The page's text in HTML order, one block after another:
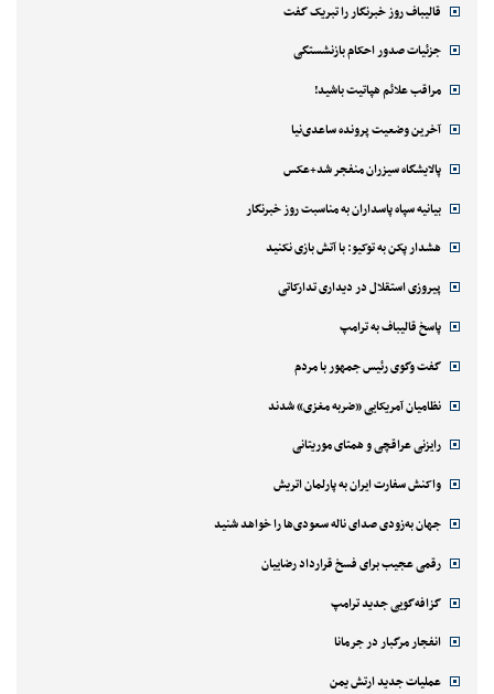
قالیباف روز خبرنگار را تبریک گفت
جزئیات صدور احکام بازنشستگی
مراقب علائم هپاتیت باشید!
آخرین وضعیت پرونده ساعدی‌نیا
پالایشگاه سیزران منفجر شد+عکس
بیانیه سپاه پاسداران به مناسبت روز خبرنگار
هشدار پکن به توکیو: با آتش بازی نکنید
پیروزی استقلال در دیداری تدارکاتی
پاسخ قالیباف به ترامپ
گفت وگوی رئیس جمهور با مردم
نظامیان آمریکایی «ضربه مغزی» شدند
رایزنی عراقچی و همتای موریتانی
واکنش سفارت ایران به پارلمان اتریش
جهان به‌زودی صدای ناله سعودی‌ها را خواهد شنید
رقمی عجیب برای فسخ قرارداد رضاییان
گزافه‌گویی جدید ترامپ
انفجار مرگبار در جرمانا
عملیات جدید ارتش یمن